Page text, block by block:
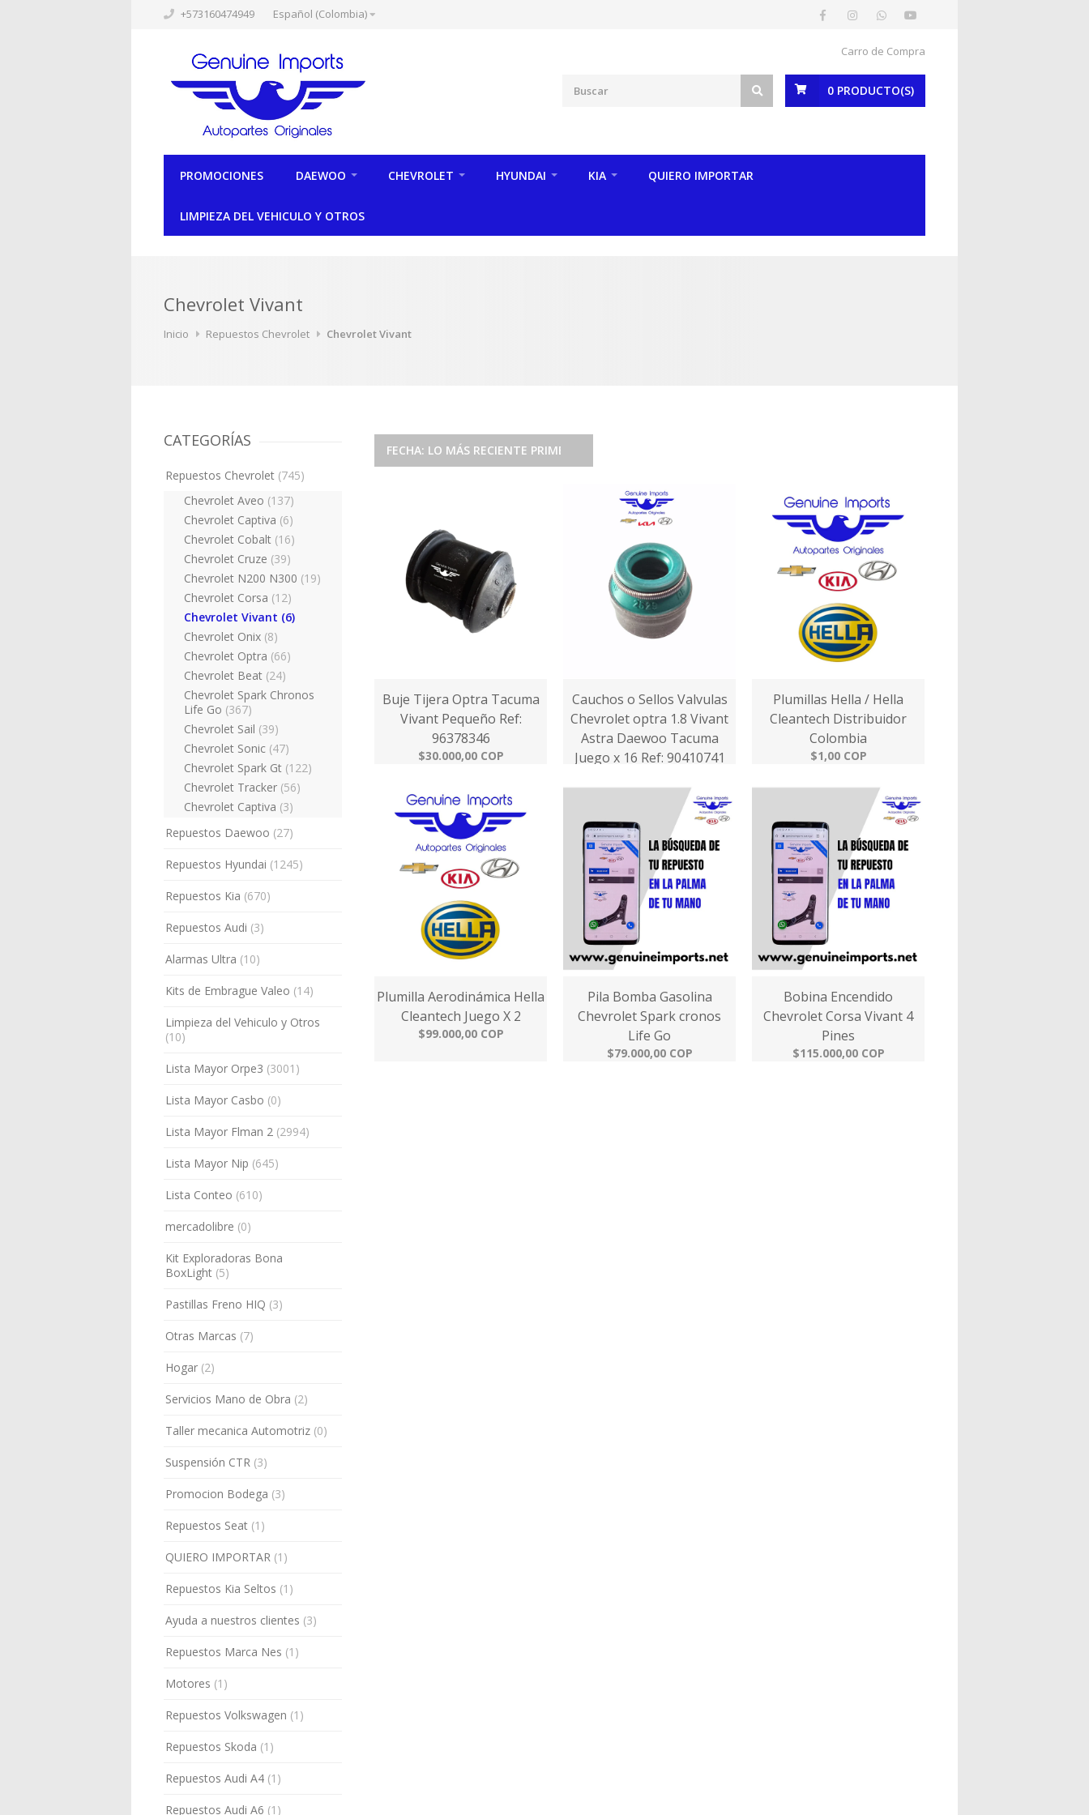
+573160474949 Español (Colombia)
Carro de Compra
0 PRODUCTO(S)
PROMOCIONES DAEWOO CHEVROLET HYUNDAI KIA QUIERO IMPORTAR
LIMPIEZA DEL VEHICULO Y OTROS
Chevrolet Vivant
Inicio Repuestos Chevrolet Chevrolet Vivant
CATEGORÍAS
Repuestos Chevrolet (745)
Chevrolet Aveo (137)
Chevrolet Captiva (6)
Chevrolet Cobalt (16)
Chevrolet Cruze (39)
Chevrolet N200 N300 (19)
Chevrolet Corsa (12)
Chevrolet Vivant (6)
Chevrolet Onix (8)
Chevrolet Optra (66)
Chevrolet Beat (24)
Chevrolet Spark Chronos
Life Go (367)
Chevrolet Sail (39)
Chevrolet Sonic (47)
Chevrolet Spark Gt (122)
Chevrolet Tracker (56)
Chevrolet Captiva (3)
Repuestos Daewoo (27)
Repuestos Hyundai (1245)
Repuestos Kia (670)
Repuestos Audi (3)
Alarmas Ultra (10)
Kits de Embrague Valeo (14)
Limpieza del Vehiculo y Otros
(10)
Lista Mayor Orpe3 (3001)
Lista Mayor Casbo (0)
Lista Mayor Flman 2 (2994)
Lista Mayor Nip (645)
Lista Conteo (610)
mercadolibre (0)
Kit Exploradoras Bona
BoxLight (5)
Pastillas Freno HIQ (3)
Otras Marcas (7)
Hogar (2)
Servicios Mano de Obra (2)
Taller mecanica Automotriz (0)
Suspensión CTR (3)
Promocion Bodega (3)
Repuestos Seat (1)
QUIERO IMPORTAR (1)
Repuestos Kia Seltos (1)
Ayuda a nuestros clientes (3)
Repuestos Marca Nes (1)
Motores (1)
Repuestos Volkswagen (1)
Repuestos Skoda (1)
Repuestos Audi A4 (1)
Repuestos Audi A6 (1)
FECHA: LO MÁS RECIENTE PRIMERO
Buje Tijera Optra Tacuma
Vivant Pequeño Ref:
96378346
$30.000,00 COP
Cauchos o Sellos Valvulas
Chevrolet optra 1.8 Vivant
Astra Daewoo Tacuma
Juego x 16 Ref: 90410741
Plumillas Hella / Hella
Cleantech Distribuidor
Colombia
$1,00 COP
Plumilla Aerodinámica Hella
Cleantech Juego X 2
$99.000,00 COP
Pila Bomba Gasolina
Chevrolet Spark cronos
Life Go
$79.000,00 COP
Bobina Encendido
Chevrolet Corsa Vivant 4
Pines
$115.000,00 COP